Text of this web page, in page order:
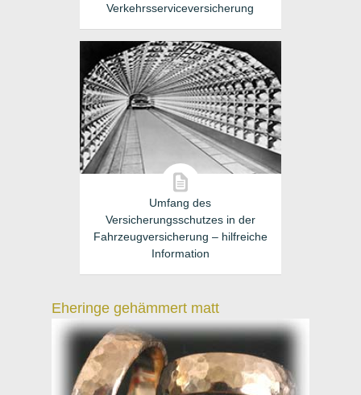
Verkehrsserviceversicherung
Umfang des
Versicherungsschutzes in der
Fahrzeugversicherung – hilfreiche
Information
Eheringe gehämmert matt